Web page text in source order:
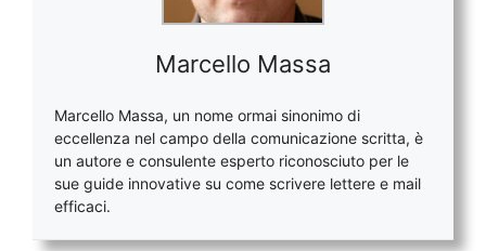
Marcello Massa
Marcello Massa, un nome ormai sinonimo di
eccellenza nel campo della comunicazione scritta, è
un autore e consulente esperto riconosciuto per le
sue guide innovative su come scrivere lettere e mail
efficaci.